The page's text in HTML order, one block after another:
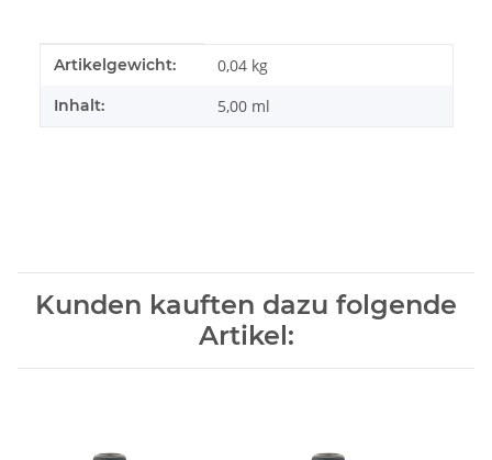
Produkteigenschaft
Wert
Artikelgewicht: 0,04 kg
Inhalt: 5,00 ml
Kunden kauften dazu folgende
Artikel: